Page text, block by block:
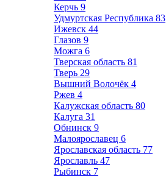
Керчь 9
Удмуртская Республика 83
Ижевск 44
Глазов 9
Можга 6
Тверская область 81
Тверь 29
Вышний Волочёк 4
Ржев 4
Калужская область 80
Калуга 31
Обнинск 9
Малоярославец 6
Ярославская область 77
Ярославль 47
Рыбинск 7